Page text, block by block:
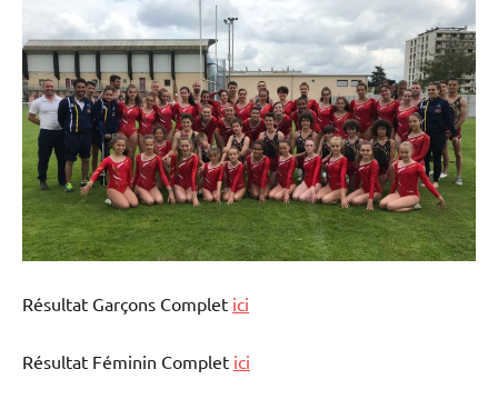
Résultat Garçons Complet ici
Résultat Féminin Complet ici